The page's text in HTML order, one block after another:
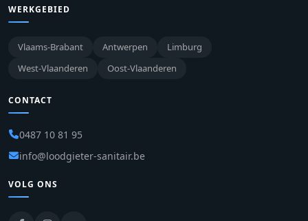
WERKGEBIED
Vlaams-Brabant Antwerpen
Limburg
West-Vlaanderen
Oost-Vlaanderen
CONTACT
0487 10 81 95
info@loodgieter-sanitair.be
VOLG ONS